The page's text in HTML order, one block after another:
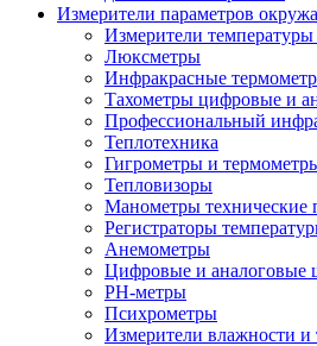
Измерители параметров
Измерители
Люксметры
Инфракрасные
Тахометры цифровые и
Профессиональный
Теплотехника
Гигрометры и
Тепловизоры
Манометры технические
Регистраторы
Анемометры
Цифровые и аналоговые
PH-метры
Психрометры
Измерители влажности и